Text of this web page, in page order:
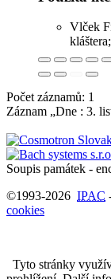
Vlček
Počet záznamů: 1
Záznam „Dne : 3.
Soupis památek -
©1993-2026 IPAC
cookies
Tyto stránky